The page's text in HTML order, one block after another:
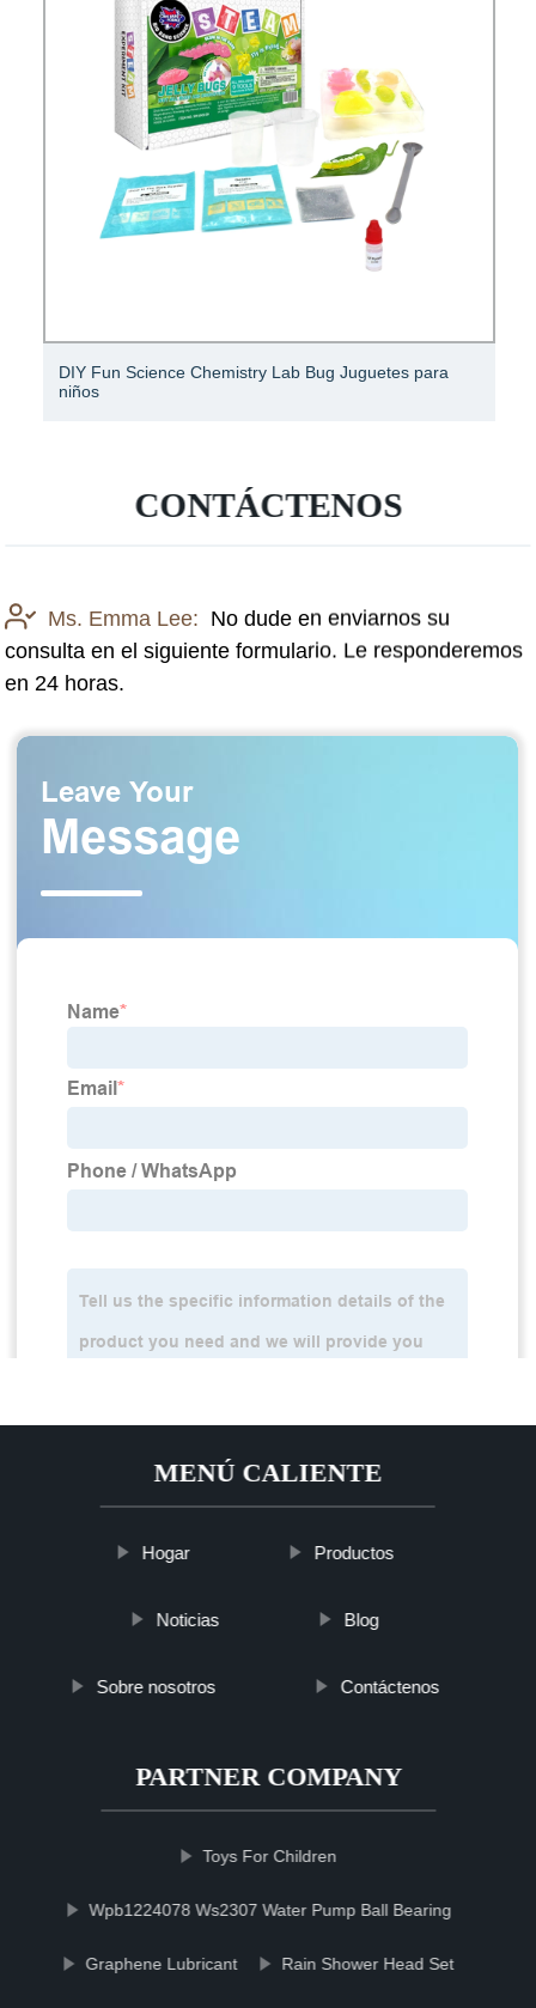
DIY Fun Science Chemistry Lab Bug Juguetes para
niños
CONTÁCTENOS
Ms. Emma Lee: No dude en enviarnos su
consulta en el siguiente formulario. Le responderemos
en 24 horas.
MENÚ CALIENTE
Hogar Productos
Noticias Blog
Sobre nosotros Contáctenos
PARTNER COMPANY
Toys For Children
Wpb1224078 Ws2307 Water Pump Ball Bearing
Graphene Lubricant Rain Shower Head Set